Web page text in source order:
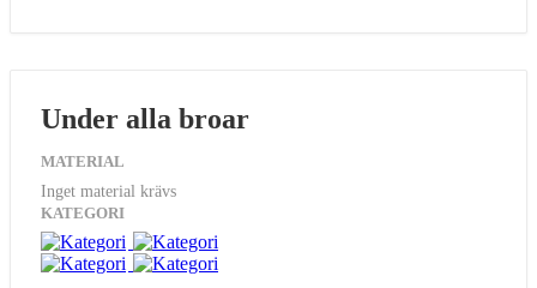
Under alla broar
MATERIAL
Inget material krävs
KATEGORI